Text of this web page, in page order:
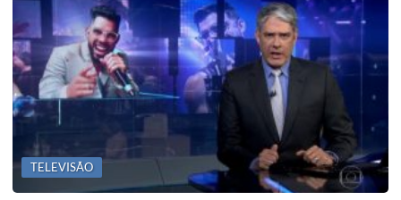
TELEVISÃO